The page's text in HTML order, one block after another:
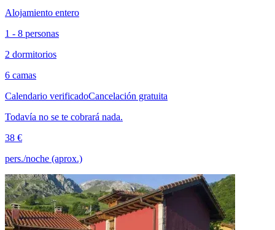
Alojamiento entero
1 - 8 personas
2 dormitorios
6 camas
Calendario verificadoCancelación gratuita
Todavía no se te cobrará nada.
38 €
pers./noche (aprox.)